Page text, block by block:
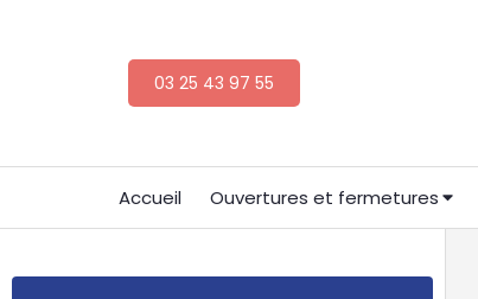
03 25 43 97 55
Accueil Ouvertures et fermetures